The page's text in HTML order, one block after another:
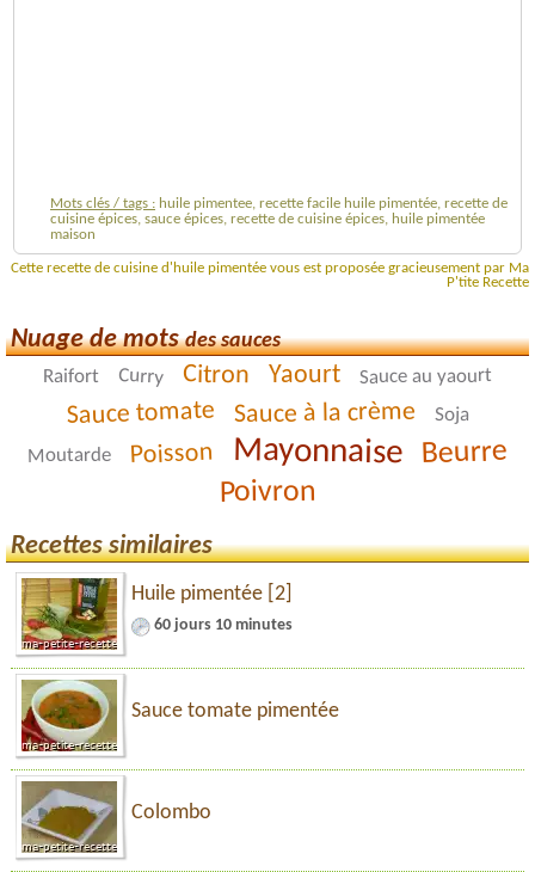
Mots clés / tags : huile pimentee, recette facile huile pimentée, recette de
cuisine épices, sauce épices, recette de cuisine épices, huile pimentée
maison
Cette recette de cuisine d'huile pimentée vous est proposée gracieusement par Ma
P'tite Recette
Nuage de motsdes sauces
Raifort Curry Citron Yaourt Sauce au yaourt
Sauce tomate Sauce à la crème Soja
Moutarde Poisson Mayonnaise Beurre
Poivron
Recettes similaires
Huile pimentée [2]
60 jours 10 minutes
Sauce tomate pimentée
Colombo